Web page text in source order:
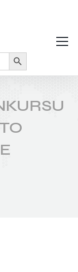
Search Button